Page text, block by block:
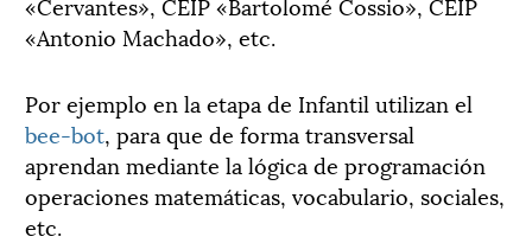
«Antonio Machado», etc.
Por ejemplo en la etapa de Infantil utilizan el
bee-bot, para que de forma transversal
aprendan mediante la lógica de programación
operaciones matemáticas, vocabulario, sociales,
etc.